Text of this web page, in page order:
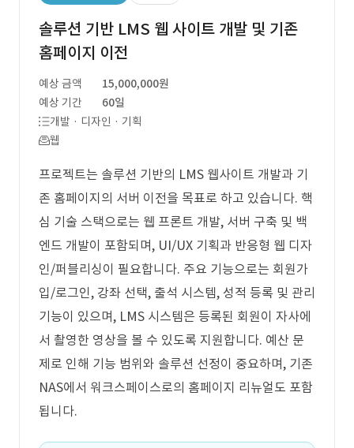
솔루션 기반 LMS 웹 사이트 개발 및 기존
홈페이지 이전
예상 금액
15,000,000원
예상 기간
60일
개발 · 디자인 · 기획
웹
프로젝트는 솔루션 기반의 LMS 웹사이트 개발과 기
존 홈페이지의 서버 이전을 목표로 하고 있습니다. 핵
심 기술 스택으로는 웹 프론트 개발, 서버 구축 및 백
엔드 개발이 포함되며, UI/UX 기획과 반응형 웹 디자
인/퍼블리싱이 필요합니다. 주요 기능으로는 회원가
입/로그인, 강좌 선택, 출석 시스템, 성적 등록 및 관리
기능이 있으며, LMS 시스템은 등록된 회원이 자사에
서 촬영한 영상을 볼 수 있도록 지원합니다. 예산 문
제로 인해 기능 범위와 솔루션 선정이 중요하며, 기존
NAS에서 워크스페이스로의 홈페이지 리뉴얼도 포함
됩니다.